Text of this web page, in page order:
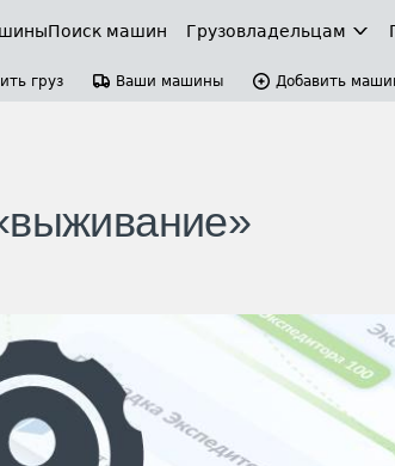
Поиск машин Грузовладельцам
груз Ваши машины Добавить